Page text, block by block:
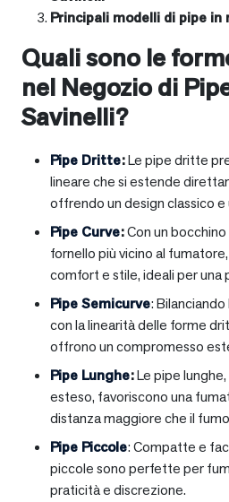
Principali modelli di pipe in
Quali sono le
nel Negozio di
Savinelli?
Pipe Dritte:Le pipe dritte
lineare che si estende
offrendo un design classico
Pipe Curve:Con un
fornello più vicino al
comfort e stile, ideali per una
Pipe Semicurve:
con la linearità delle forme
offrono un compromesso
Pipe Lunghe:Le pipe
esteso, favoriscono una
distanza maggiore che il
Pipe Piccole: Compatte e
piccole sono perfette per
praticità e discrezione.